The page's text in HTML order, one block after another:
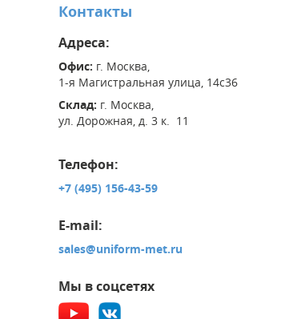
Контакты
Адреса:
Офис: г. Москва,
1-я Магистральная улица, 14с36
Склад: г. Москва,
ул. Дорожная, д. 3 к. 11
Телефон:
+7 (495) 156-43-59
E-mail:
sales@uniform-met.ru
Мы в соцсетях